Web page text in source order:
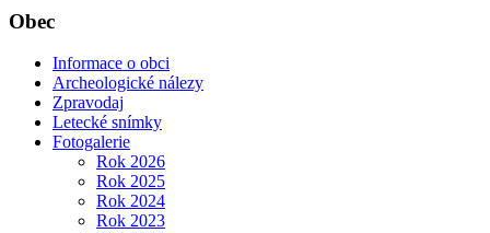
Obec
Informace o obci
Archeologické nálezy
Zpravodaj
Letecké snímky
Fotogalerie
Rok 2026
Rok 2025
Rok 2024
Rok 2023